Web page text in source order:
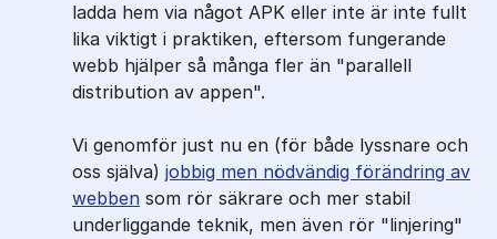
ladda hem via något APK eller inte är inte fullt
lika viktigt i praktiken, eftersom fungerande
webb hjälper så många fler än "parallell
distribution av appen".
Vi genomför just nu en (för både lyssnare och
oss själva) jobbig men nödvändig förändring av
webben som rör säkrare och mer stabil
underliggande teknik, men även rör "linjering"